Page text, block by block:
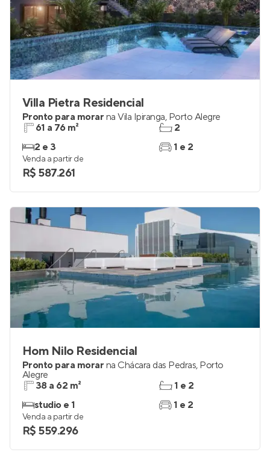
Villa Pietra Residencial
Pronto para morar na Vila Ipiranga, Porto Alegre
61 a 76 m²
2 e 3
2
1 e 2
Venda a partir de
R$ 587.261
Hom Nilo Residencial
Pronto para morar na Chácara das Pedras, Porto
Alegre
38 a 62 m²
studio e 1
1 e 2
1 e 2
Venda a partir de
R$ 559.296